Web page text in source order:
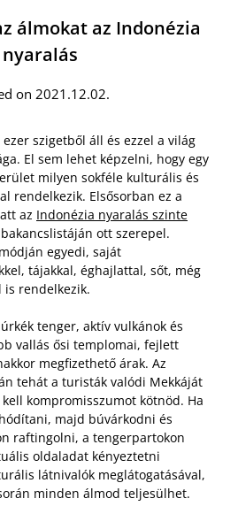
álmokat az Indonézia
nyaralás
on 2021.12.02.
szigetből áll és ezzel a világ
El sem lehet képzelni, hogy egy
milyen sokféle kulturális és
rendelkezik. Elsősorban ez a
az Indonézia nyaralás szinte
ott szerepel.
egyedi, saját
tájakkal, éghajlattal, sőt, még
is rendelkezik.
tenger, aktív vulkánok és
vallás ősi templomai, fejlett
megfizethető árak. Az
tehát a turisták valódi Mekkáját
kompromisszumot kötnöd. Ha
majd búvárkodni és
raftingolni, a tengerpartokon
oldaladat kényeztetni
látnivalók meglátogatásával,
minden álmod teljesülhet.